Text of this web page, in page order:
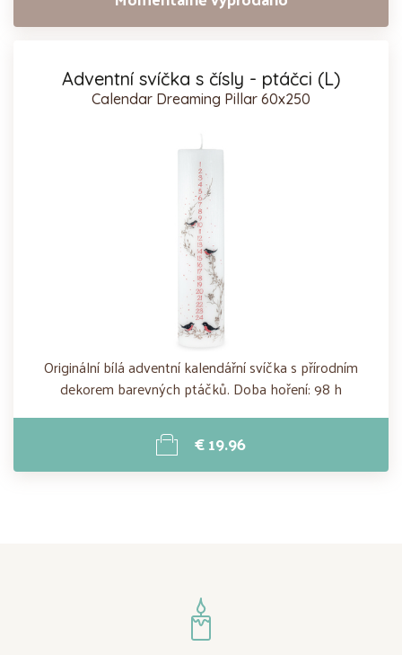
Adventní svíčka s čísly - ptáčci (L)
Calendar Dreaming Pillar 60x250
Originální bílá adventní kalendářní svíčka s přírodním
dekorem barevných ptáčků. Doba hoření: 98 h
€ 19.96